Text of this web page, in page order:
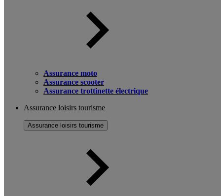
Assurance moto
Assurance scooter
Assurance trottinette électrique
Assurance loisirs tourisme
Assurance loisirs tourisme